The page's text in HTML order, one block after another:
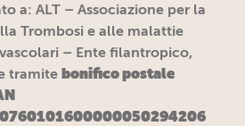
a: ALT – Associazione per la
Trombosi e alle malattie
– Ente filantropico,
tramite bonifico postale